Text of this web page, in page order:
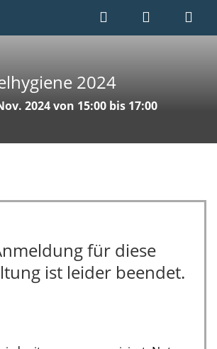
2024
2024 von 15:00 bis 17:00
für diese
ist leider beendet.